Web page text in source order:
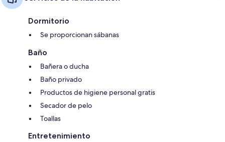
Dormitorio
Se proporcionan sábanas
Baño
Bañera o ducha
Baño privado
Productos de higiene personal gratis
Secador de pelo
Toallas
Entretenimiento